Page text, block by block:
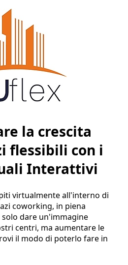
la crescita
flessibili con i
Interattivi
virtualmente all'interno di
coworking, in piena
dare un'immagine
centri, ma aumentare le
il modo di poterlo fare in